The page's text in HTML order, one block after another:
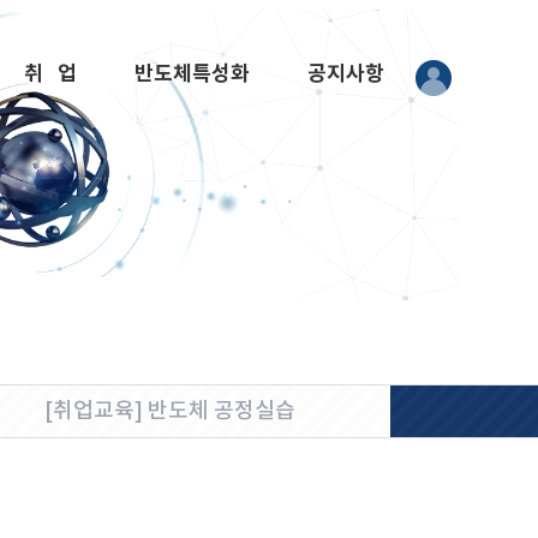
취 업 반도체특성화 공지사항
[취업교육] 반도체 공정실습